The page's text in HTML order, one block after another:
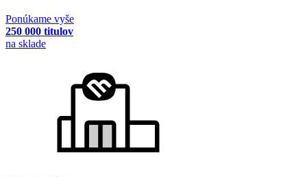
Ponúkame vyše
250 000 titulov
na sklade